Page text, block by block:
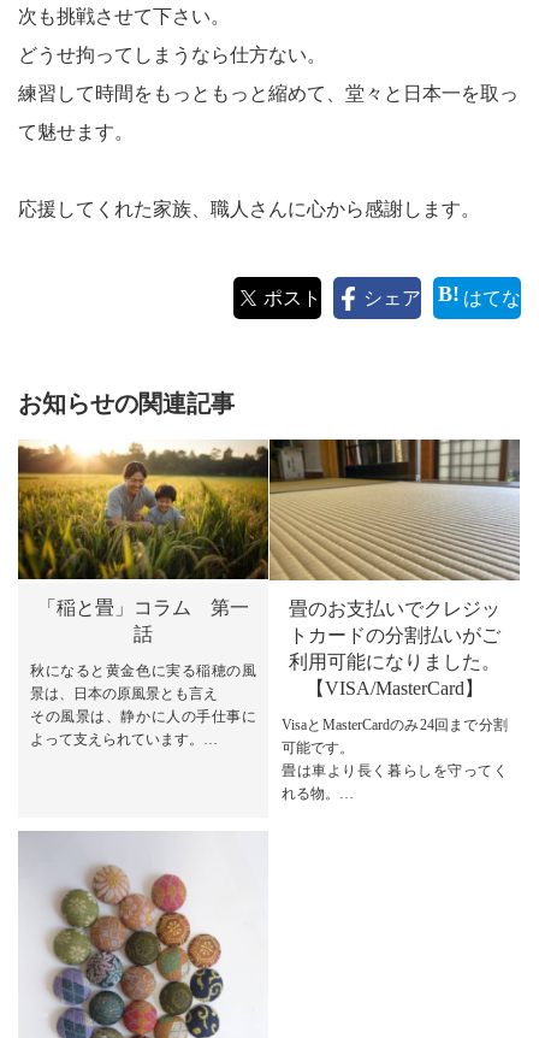
次も挑戦させて下さい。
どうせ拘ってしまうなら仕方ない。
練習して時間をもっともっと縮めて、堂々と日本一を取っ
て魅せます。
応援してくれた家族、職人さんに心から感謝します。
ポスト シェア はてな
お知らせの関連記事
「稲と畳」コラム 第一
話
秋になると黄金色に実る稲穂の風
景は、日本の原風景とも言え
その風景は、静かに人の手仕事に
よって支えられています。
それが「畳」です。
畳のお支払いでクレジッ
トカードの分割払いがご
利用可能になりました。
【VISA/MasterCard】
VisaとMasterCardのみ24回まで分割
可能です。
畳は車より長く暮らしを守ってく
れる物。